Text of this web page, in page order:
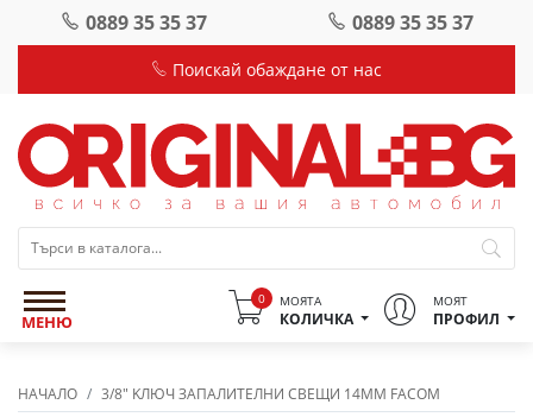
0889 35 35 37 0889 35 35 37
Поискай обаждане от нас
МЕНЮ
0 МОЯТА
КОЛИЧКА
МОЯТ
ПРОФИЛ
НАЧАЛО 3/8" KЛЮЧ ЗАПАЛИТЕЛНИ СВЕЩИ 14MM FACOM